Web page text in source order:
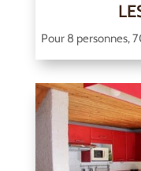
Pour 8 personnes,